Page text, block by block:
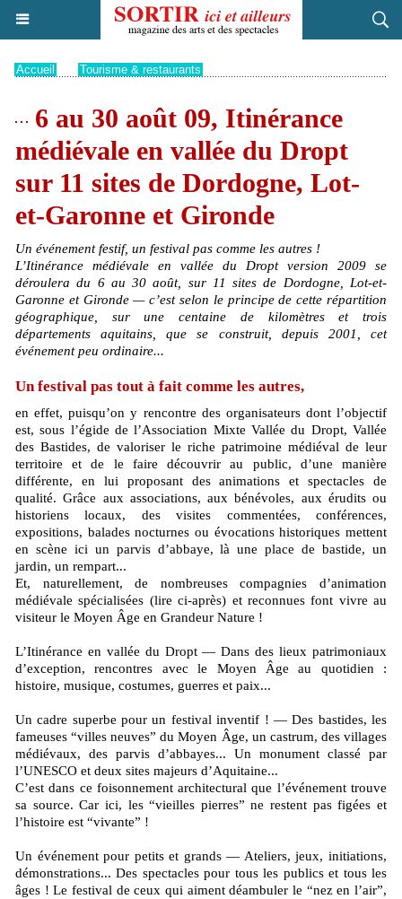
Accueil Tourisme & restaurants
6 au 30 août 09, Itinérance
médiévale en vallée du Dropt
sur 11 sites de Dordogne, Lot-
et-Garonne et Gironde
Un événement festif, un festival pas comme les autres !
L’Itinérance médiévale en vallée du Dropt version 2009 se
déroulera du 6 au 30 août, sur 11 sites de Dordogne, Lot-et-
Garonne et Gironde — c’est selon le principe de cette répartition
géographique, sur une centaine de kilomètres et trois
départements aquitains, que se construit, depuis 2001, cet
événement peu ordinaire...
Un festival pas tout à fait comme les autres,
en effet, puisqu’on y rencontre des organisateurs dont l’objectif
est, sous l’égide de l’Association Mixte Vallée du Dropt, Vallée
des Bastides, de valoriser le riche patrimoine médiéval de leur
territoire et de le faire découvrir au public, d’une manière
différente, en lui proposant des animations et spectacles de
qualité. Grâce aux associations, aux bénévoles, aux érudits ou
historiens locaux, des visites commentées, conférences,
expositions, balades nocturnes ou évocations historiques mettent
en scène ici un parvis d’abbaye, là une place de bastide, un
jardin, un rempart...
Et, naturellement, de nombreuses compagnies d’animation
médiévale spécialisées (lire ci-après) et reconnues font vivre au
visiteur le Moyen Âge en Grandeur Nature !
L’Itinérance en vallée du Dropt — Dans des lieux patrimoniaux
d’exception, rencontres avec le Moyen Âge au quotidien :
histoire, musique, costumes, guerres et paix...
Un cadre superbe pour un festival inventif ! — Des bastides, les
fameuses “villes neuves” du Moyen Âge, un castrum, des villages
médiévaux, des parvis d’abbayes... Un monument classé par
l’UNESCO et deux sites majeurs d’Aquitaine...
C’est dans ce foisonnement architectural que l’événement trouve
sa source. Car ici, les “vieilles pierres” ne restent pas figées et
l’histoire est “vivante” !
Un événement pour petits et grands — Ateliers, jeux, initiations,
démonstrations... Des spectacles pour tous les publics et tous les
âges ! Le festival de ceux qui aiment déambuler le “nez en l’air”,